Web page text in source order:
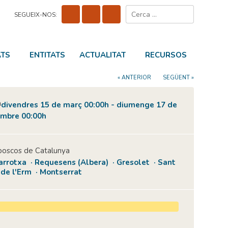
SEGUEIX-NOS:
ENTITATS ACTUALITAT RECURSOS
« ANTERIOR SEGÜENT »
divendres 15 de març 00:00h - diumenge 17 de
00:00h
de Catalunya
· Requesens (Albera) · Gresolet · Sant
de l'Erm · Montserrat